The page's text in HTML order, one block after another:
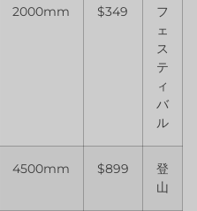
2000mm $349
フ
ェ
ス
テ
ィ
バ
ル
4500mm $899
登
山